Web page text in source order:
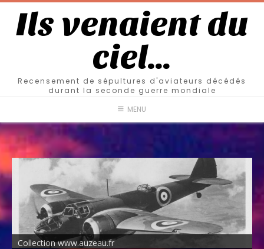
Ils venaient du
ciel…
Recensement de sépultures d'aviateurs décédés
durant la seconde guerre mondiale
MENU
Collection www.auzeau.fr